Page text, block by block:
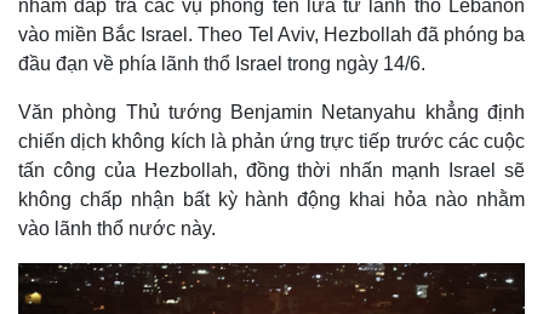
nhằm đáp trả các vụ phóng tên lửa từ lãnh thổ Lebanon
vào miền Bắc Israel. Theo Tel Aviv, Hezbollah đã phóng ba
đầu đạn về phía lãnh thổ Israel trong ngày 14/6.
Văn phòng Thủ tướng Benjamin Netanyahu khẳng định
chiến dịch không kích là phản ứng trực tiếp trước các cuộc
tấn công của Hezbollah, đồng thời nhấn mạnh Israel sẽ
không chấp nhận bất kỳ hành động khai hỏa nào nhằm
vào lãnh thổ nước này.